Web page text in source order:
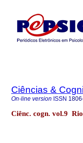
Ciências &
On-line version ISSN
Ciênc. cogn. vol.9